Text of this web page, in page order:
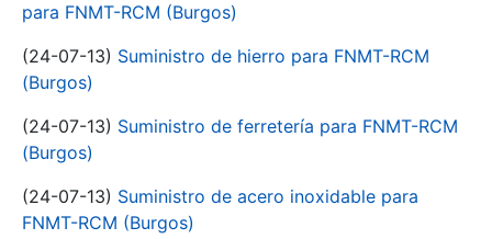
para FNMT-RCM (Burgos)
(24-07-13) Suministro de hierro para FNMT-RCM
(Burgos)
(24-07-13) Suministro de ferretería para FNMT-RCM
(Burgos)
(24-07-13) Suministro de acero inoxidable para
FNMT-RCM (Burgos)